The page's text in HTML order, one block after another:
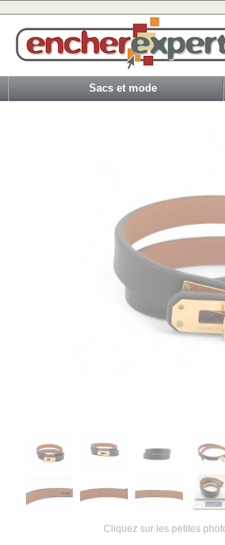
Sacs et mode
Cliquez sur les petites